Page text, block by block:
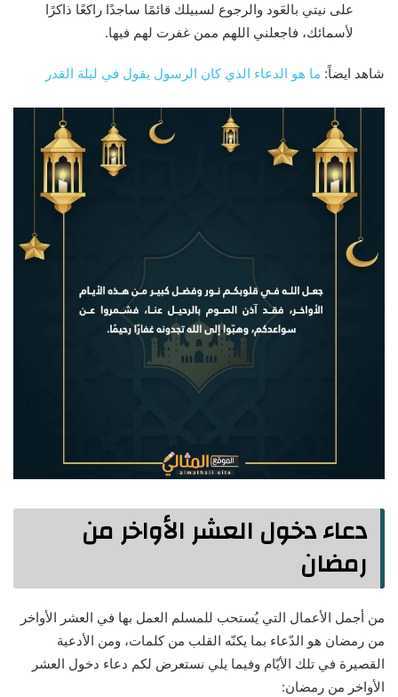
على نيتي بالعَود والرجوع لسبيلك قائمًا ساجدًا راكعًا ذاكرًا
لأسمائك، فاجعلني اللهم ممن غفرت لهم فيها.
شاهد ايضاً: ما هو الدعاء الذي كان الرسول يقول في ليلة القدر
دعاء دخول العشر الأواخر من
رمضان
من أجمل الأعمال التي يُستحب للمسلم العمل بها في العشر الأواخر
من رمضان هو الدّعاء بما يكنّه القلب من كلمات، ومن الأدعية
القصيرة في تلك الأيّام وفيما يلي نستعرض لكم دعاء دخول العشر
الأواخر من رمضان: